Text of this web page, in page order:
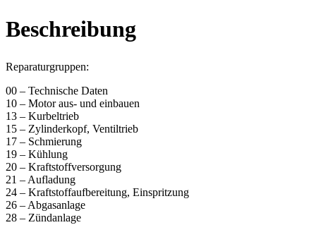
Beschreibung
Reparaturgruppen:
00 – Technische Daten
10 – Motor aus- und einbauen
13 – Kurbeltrieb
15 – Zylinderkopf, Ventiltrieb
17 – Schmierung
19 – Kühlung
20 – Kraftstoffversorgung
21 – Aufladung
24 – Kraftstoffaufbereitung, Einspritzung
26 – Abgasanlage
28 – Zündanlage